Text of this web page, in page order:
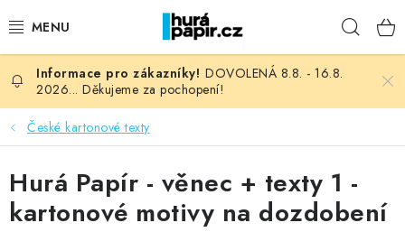
na
NOVINKY
HURÁ DÍLNA
VŠECHNO ZBOŽÍ
KNIHAŘSKÝ MATERIÁL
DOVOLENÁ 8.8. - 16.8.
2026... Děkujeme za pochopení!
České kartonové texty
Hurá Papír - věnec + texty 1 -
kartonové motivy na dozdobení